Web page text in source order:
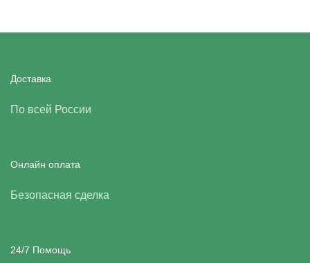
Доставка
По всей России
Онлайн оплата
Безопасная сделка
24/7 Помощь